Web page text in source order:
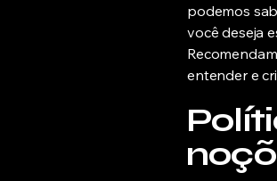
podemos
você deseja
entender e